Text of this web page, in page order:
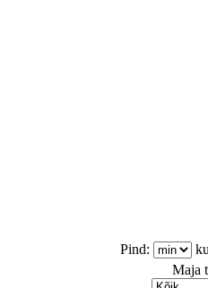
Pind:
Maja